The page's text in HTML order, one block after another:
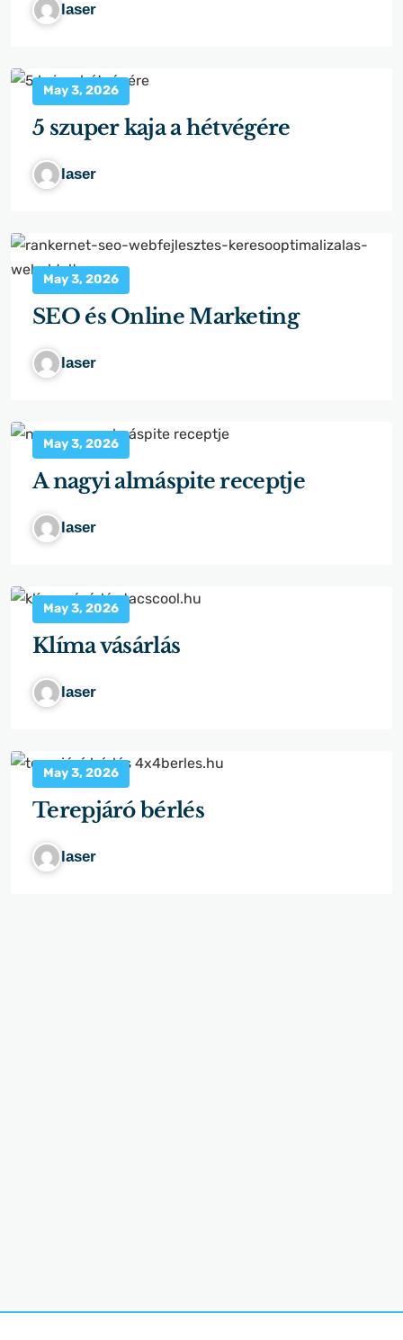
laser
May 3, 2026
5 szuper kaja a hétvégére
laser
May 3, 2026
SEO és Online Marketing
laser
May 3, 2026
A nagyi almáspite receptje
laser
May 3, 2026
Klíma vásárlás
laser
May 3, 2026
Terepjáró bérlés
laser